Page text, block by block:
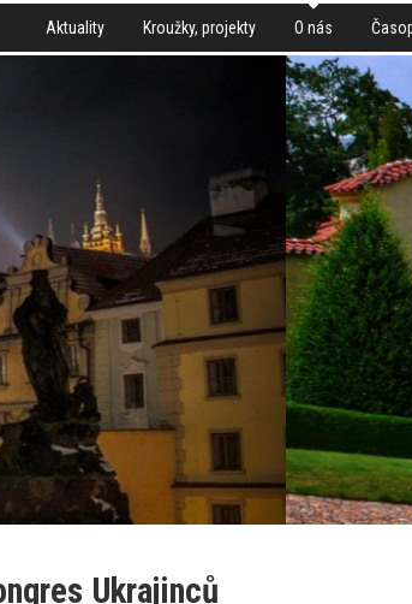
Aktuality Kroužky, projekty O nás
Ukrajinců